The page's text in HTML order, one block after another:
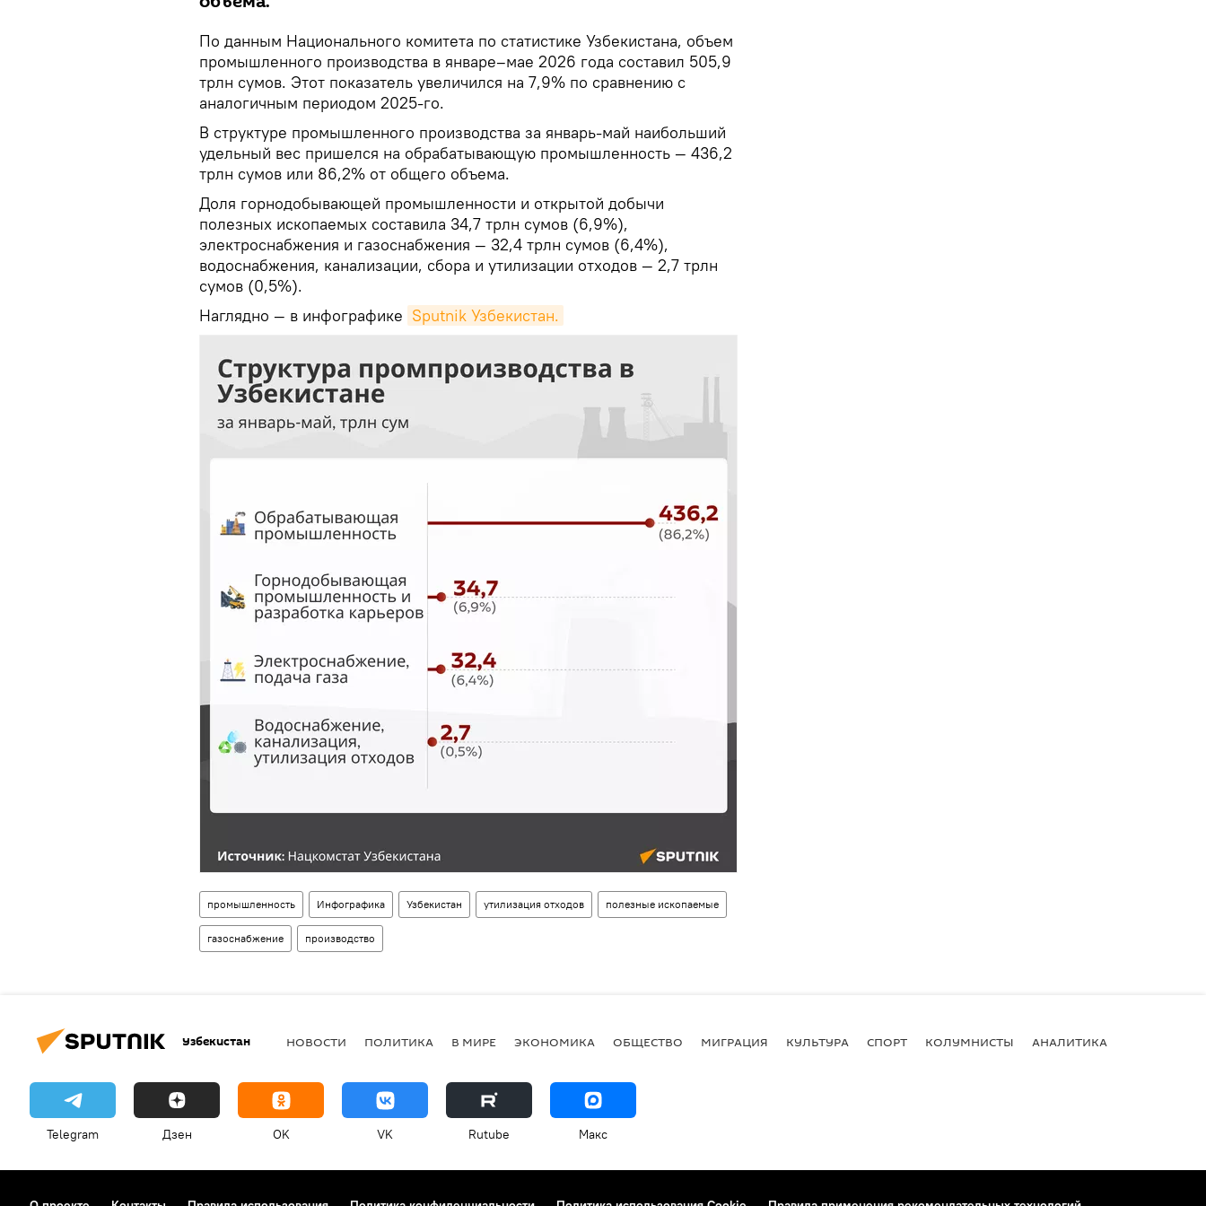
По данным Национального комитета по статистике Узбекистана, объем
промышленного производства в январе–мае 2026 года составил 505,9
трлн сумов. Этот показатель увеличился на 7,9% по сравнению с
аналогичным периодом 2025-го.
В структуре промышленного производства за январь-май наибольший
удельный вес пришелся на обрабатывающую промышленность — 436,2
трлн сумов или 86,2% от общего объема.
Доля горнодобывающей промышленности и открытой добычи
полезных ископаемых составила 34,7 трлн сумов (6,9%),
электроснабжения и газоснабжения — 32,4 трлн сумов (6,4%),
водоснабжения, канализации, сбора и утилизации отходов — 2,7 трлн
сумов (0,5%).
Наглядно — в инфографике Sputnik Узбекистан.
промышленность Инфографика Узбекистан утилизация отходов полезные ископаемые
газоснабжение производство
Узбекистан НОВОСТИ ПОЛИТИКА В МИРЕ ЭКОНОМИКА ОБЩЕСТВО МИГРАЦИЯ КУЛЬТУРА СПОРТ КОЛУМНИСТЫ АНАЛИТИКА
Telegram Дзен OK VK Rutube Макс